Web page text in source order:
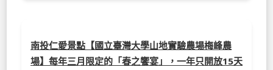
南投仁愛景點【國立臺灣大學山地實驗農場梅峰農
場】每年三月限定的「春之饗宴」，一年只開放15天